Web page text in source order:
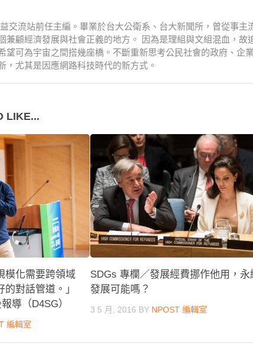
交流站前任主編。畢業於台大公衛系、台大新聞所，曾從事
兼顧經濟發展與社會正義的地方。 因為是理組與文組混血，
望可為宇宙之間搭幾座橋。不斷重新思考公民社會的政府、企
，尤其是因應網路科技時代的新方式。
LIKE...
模化需要跨領域
對話管道。」
導（D4SG）
編輯室
SDGs 專欄／發展經費挪作他用，永
發展可能嗎？
3 5 月, 2016 BY NPOST 編輯室